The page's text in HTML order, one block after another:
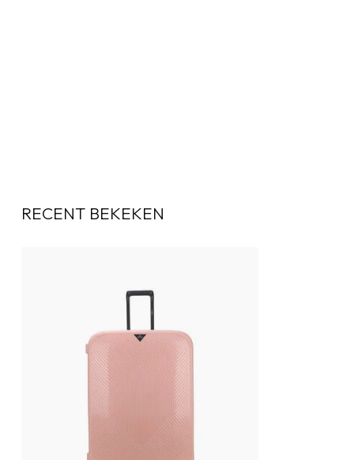
RECENT BEKEKEN